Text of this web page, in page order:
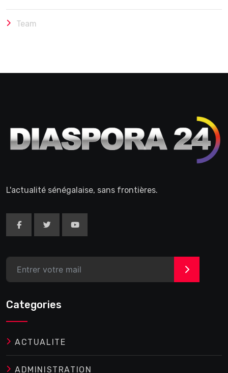
Team
L'actualité sénégalaise, sans frontières.
>
Categories
ACTUALITE
ADMINISTRATION